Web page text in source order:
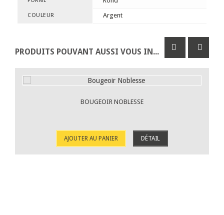
COULEUR Argent
PRODUITS POUVANT AUSSI VOUS INTÉRESSER
BOUGEOIR NOBLESSE
AJOUTER AU PANIER DÉTAIL